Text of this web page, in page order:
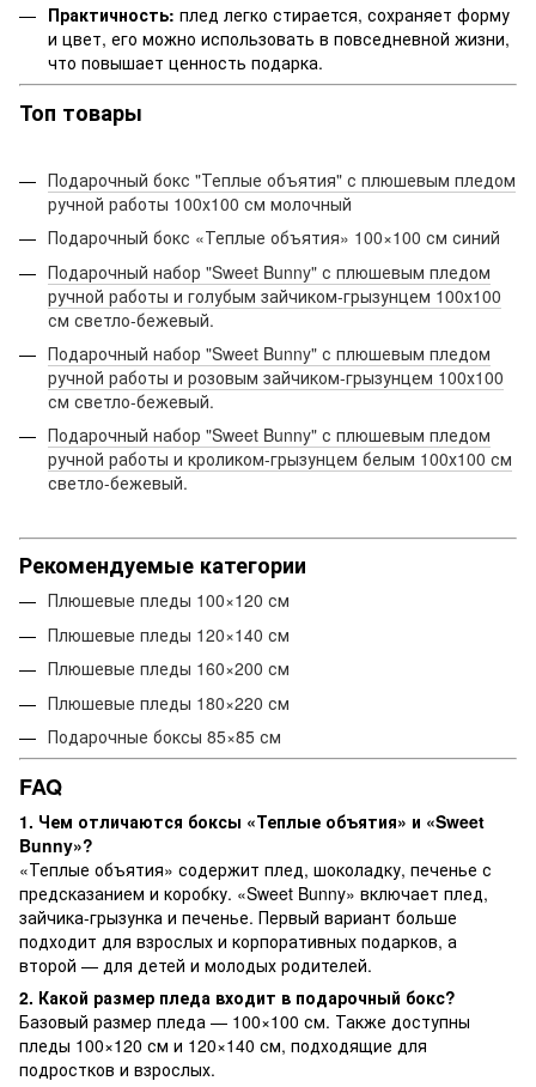
Практичность: плед легко стирается, сохраняет форму
и цвет, его можно использовать в повседневной жизни,
что повышает ценность подарка.
Топ товары
Подарочный бокс "Теплые объятия" с плюшевым пледом
ручной работы 100х100 см молочный
Подарочный бокс «Теплые объятия» 100×100 см синий
Подарочный набор "Sweet Bunny" с плюшевым пледом
ручной работы и голубым зайчиком-грызунцем 100х100
см светло-бежевый.
Подарочный набор "Sweet Bunny" с плюшевым пледом
ручной работы и розовым зайчиком-грызунцем 100х100
см светло-бежевый.
Подарочный набор "Sweet Bunny" с плюшевым пледом
ручной работы и кроликом-грызунцем белым 100х100 см
светло-бежевый.
Рекомендуемые категории
Плюшевые пледы 100×120 см
Плюшевые пледы 120×140 см
Плюшевые пледы 160×200 см
Плюшевые пледы 180×220 см
Подарочные боксы 85×85 см
FAQ
1. Чем отличаются боксы «Теплые объятия» и «Sweet
Bunny»?
«Теплые объятия» содержит плед, шоколадку, печенье с
предсказанием и коробку. «Sweet Bunny» включает плед,
зайчика-грызунка и печенье. Первый вариант больше
подходит для взрослых и корпоративных подарков, а
второй — для детей и молодых родителей.
2. Какой размер пледа входит в подарочный бокс?
Базовый размер пледа — 100×100 см. Также доступны
пледы 100×120 см и 120×140 см, подходящие для
подростков и взрослых.